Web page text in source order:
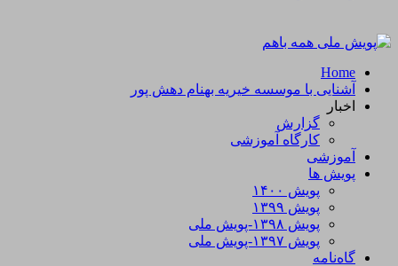
Home
آشنایی با موسسه خیریه بهنام دهش پور
اخبار
گزارش
کارگاه آموزشی
آموزشی
پویش ها
پویش ۱۴۰۰
پویش ۱۳۹۹
پویش ۱۳۹۸-پویش ملی
پویش ۱۳۹۷-پویش ملی
گاه‌نامه